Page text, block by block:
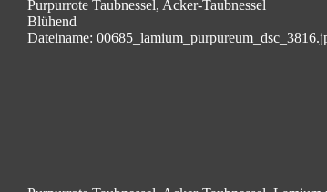
Purpurrote Taubnessel, Acker-Taubnessel
Blühend
Dateiname: